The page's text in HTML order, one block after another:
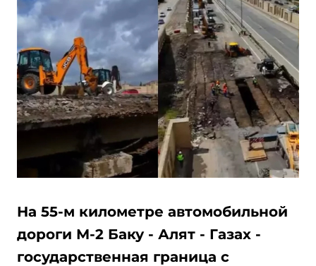
На 55-м километре автомобильной
дороги М-2 Баку - Алят - Газах -
государственная граница с